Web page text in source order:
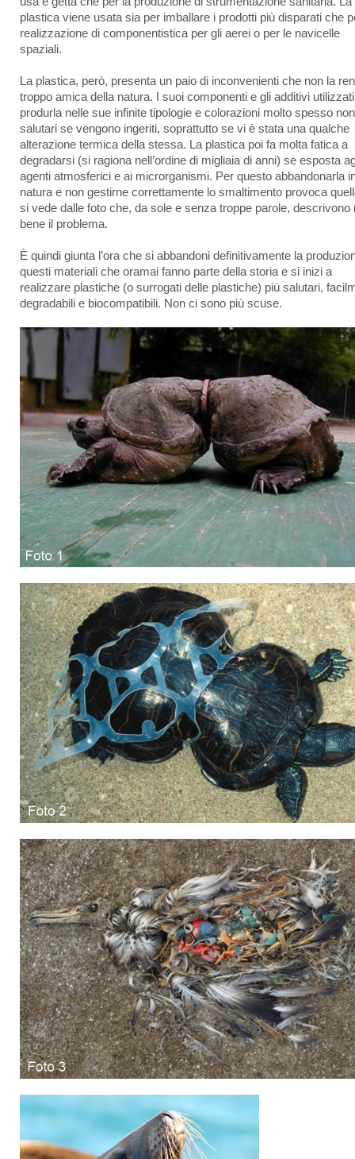
plastica viene usata sia per imballare i prodotti più disparati che
realizzazione di componentistica per gli aerei o per le navicelle
spaziali.
La plastica, però, presenta un paio di inconvenienti che non la
troppo amica della natura. I suoi componenti e gli additivi
produrla nelle sue infinite tipologie e colorazioni molto spesso
salutari se vengono ingeriti, soprattutto se vi è stata una qualche
alterazione termica della stessa. La plastica poi fa molta fatica a
degradarsi (si ragiona nell’ordine di migliaia di anni) se esposta
agenti atmosferici e ai microrganismi. Per questo abbandonarla
natura e non gestirne correttamente lo smaltimento provoca
si vede dalle foto che, da sole e senza troppe parole, descrivono
bene il problema.
È quindi giunta l’ora che si abbandoni definitivamente la
questi materiali che oramai fanno parte della storia e si inizi a
realizzare plastiche (o surrogati delle plastiche) più salutari,
degradabili e biocompatibili. Non ci sono più scuse.